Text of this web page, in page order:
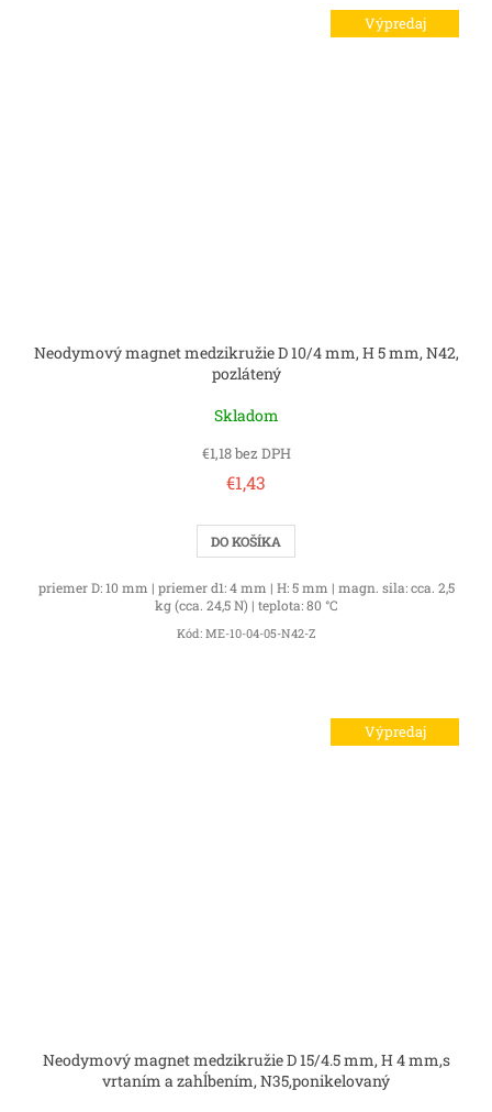
Výpredaj
Neodymový magnet medzikružie D 10/4 mm, H 5 mm, N42,
pozlátený
Skladom
€1,18 bez DPH
€1,43
DO KOŠÍKA
priemer D: 10 mm | priemer d1: 4 mm | H: 5 mm | magn. sila: cca. 2,5
kg (cca. 24,5 N) | teplota: 80 °C
Kód: ME-10-04-05-N42-Z
Výpredaj
Neodymový magnet medzikružie D 15/4.5 mm, H 4 mm,s
vrtaním a zahĺbením, N35,ponikelovaný